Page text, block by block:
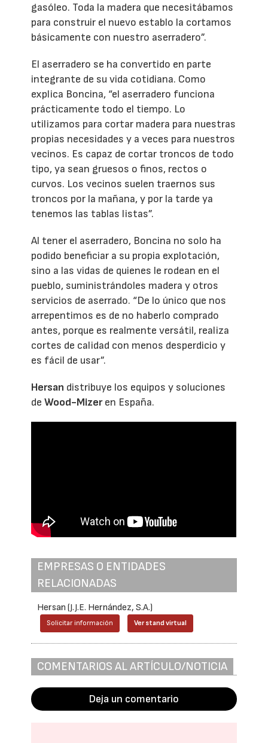
gasóleo. Toda la madera que necesitábamos
para construir el nuevo establo la cortamos
básicamente con nuestro aserradero”.
El aserradero se ha convertido en parte
integrante de su vida cotidiana. Como
explica Boncina, “el aserradero funciona
prácticamente todo el tiempo. Lo
utilizamos para cortar madera para nuestras
propias necesidades y a veces para nuestros
vecinos. Es capaz de cortar troncos de todo
tipo, ya sean gruesos o finos, rectos o
curvos. Los vecinos suelen traernos sus
troncos por la mañana, y por la tarde ya
tenemos las tablas listas”.
Al tener el aserradero, Boncina no solo ha
podido beneficiar a su propia explotación,
sino a las vidas de quienes le rodean en el
pueblo, suministrándoles madera y otros
servicios de aserrado. “De lo único que nos
arrepentimos es de no haberlo comprado
antes, porque es realmente versátil, realiza
cortes de calidad con menos desperdicio y
es fácil de usar”.
Hersan distribuye los equipos y soluciones
deWood-Mizeren España.
EMPRESAS O ENTIDADES
RELACIONADAS
Hersan (J.J.E. Hernández, S.A.)
Solicitar información Ver stand virtual
COMENTARIOS AL ARTÍCULO/NOTICIA
Deja un comentario